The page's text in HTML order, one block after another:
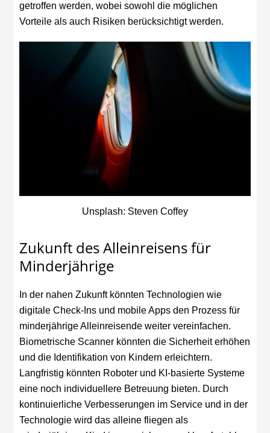
getroffen werden, wobei sowohl die möglichen
Vorteile als auch Risiken berücksichtigt werden.
Unsplash: Steven Coffey
Zukunft des Alleinreisens für
Minderjährige
In der nahen Zukunft könnten Technologien wie
digitale Check-Ins und mobile Apps den Prozess für
minderjährige Alleinreisende weiter vereinfachen.
Biometrische Scanner könnten die Sicherheit erhöhen
und die Identifikation von Kindern erleichtern.
Langfristig könnten Roboter und KI-basierte Systeme
eine noch individuellere Betreuung bieten. Durch
kontinuierliche Verbesserungen im Service und in der
Technologie wird das alleine fliegen als